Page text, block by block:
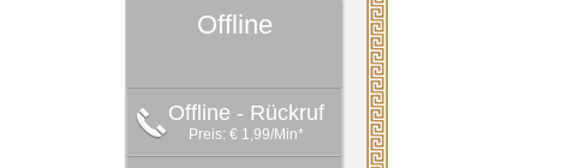
Offline
Offline - Rückruf
Preis: € 1,99/Min*